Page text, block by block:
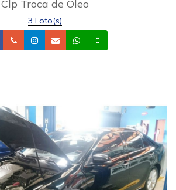
Clp Troca de Óleo
3 Foto(s)
FacebookTelefoneInstagram
Email Whatsapp